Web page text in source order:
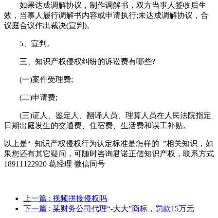
如果达成调解协议，制作调解书，双方当事人签收后生
效，当事人履行调解书内容或申请执行;未达成调解协议，合
议庭合议作出裁决(宣判)。
5、宣判。
三、知识产权侵权纠纷的诉讼费有哪些?
(一)案件受理费;
(二)申请费;
(三)证人、鉴定人、翻译人员、理算人员在人民法院指定
日期出庭发生的交通费、住宿费、生活费和误工补贴。
以上是“ 知识产权侵权行为认定标准是怎样的 ”相关知识，如
果您还有其它疑问，可随时咨询君诺正信知识产权，联系方式
18911122920 葛经理 微信同号
上一篇 : 视频拼接侵权吗
下一篇 : 某财务公司代理“-大大”商标，罚款15万元